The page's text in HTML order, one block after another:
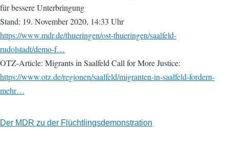
für bessere Unterbringung
Stand: 19. November 2020, 14:33 Uhr
https://www.mdr.de/thueringen/ost-thueringen/saalfeld-
rudolstadt/demo-f…
OTZ-Article: Migrants in Saalfeld Call for More Justice:
https://www.otz.de/regionen/saalfeld/migranten-in-saalfeld-fordern-
mehr…
Der MDR zu der Flüchtlingsdemonstration